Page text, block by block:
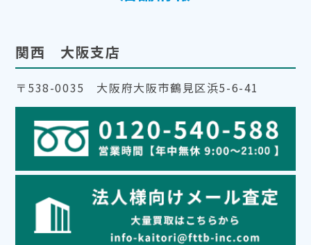
関西 大阪支店
〒538-0035 大阪府大阪市鶴見区浜5-6-41